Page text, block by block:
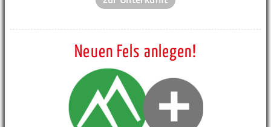
Neuen Fels anlegen!